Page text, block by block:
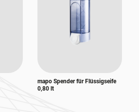
mapo Spender für Flüssigseife
0,80 lt